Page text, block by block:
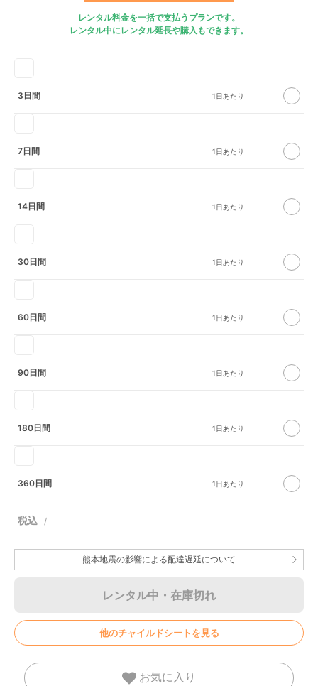
レンタル料金を一括で支払うプランです。
レンタル中にレンタル延長や購入もできます。
3日間
7日間
14日間
30日間
60日間
90日間
180日間
360日間
熊本地震の影響による配達遅延について
レンタル中・在庫切れ
他のチャイルドシートを見る
お気に入り